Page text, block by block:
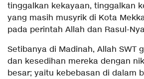
tinggalkan kekayaan, tinggalkan
yang masih musyrik di Kota
pada perintah Allah dan Rasul-
Setibanya di Madinah, Allah SWT
dan kesedihan mereka dengan
besar; yaitu kebebasan di dalam